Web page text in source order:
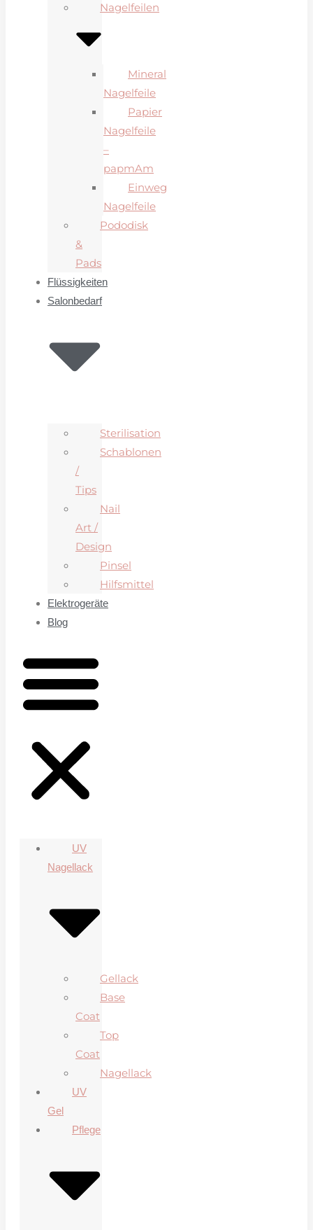
Nagelfeilen
Mineral
Nagelfeile
Papier
Nagelfeile
–
papmAm
Einweg
Nagelfeile
Pododisk
&
Pads
Flüssigkeiten
Salonbedarf
Sterilisation
Schablonen
/
Tips
Nail
Art /
Design
Pinsel
Hilfsmittel
Elektrogeräte
Blog
UV
Nagellack
Gellack
Base
Coat
Top
Coat
Nagellack
UV
Gel
Pflege